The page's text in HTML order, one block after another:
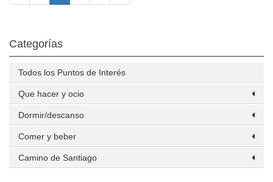
Categorías
Todos los Puntos de Interés
Que hacer y ocio
Dormir/descanso
Comer y beber
Camino de Santiago